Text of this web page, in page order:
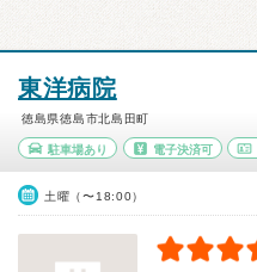
東洋病院
徳島県徳島市北島田町
駐車場あり 電子決済可
土曜（〜18:00）